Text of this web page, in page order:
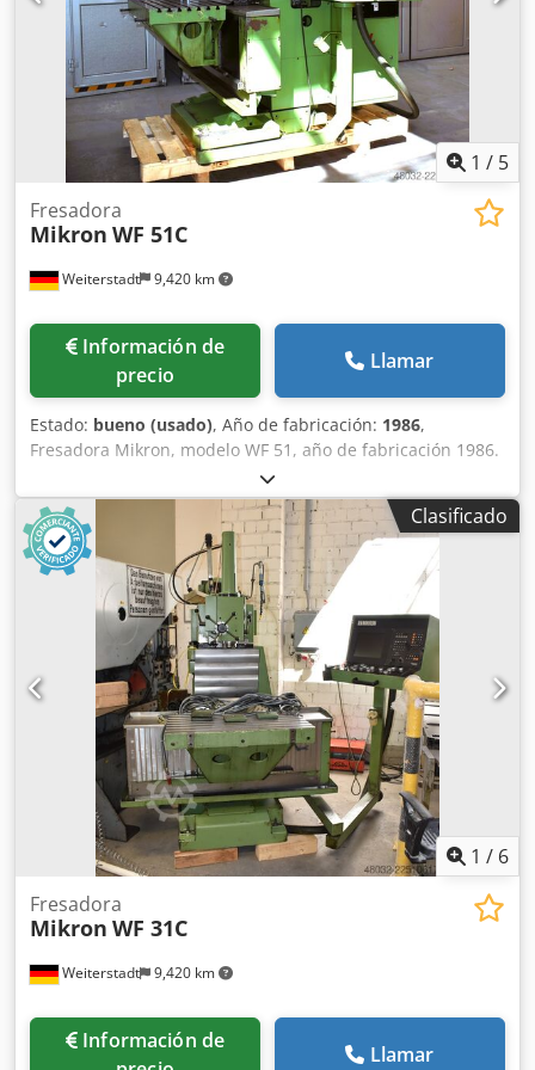
1 / 5
Weiterstadt 9,420 km
Fresadora
Mikron WF 51C
Información de
precio
Llamar
Estado: bueno (usado), Año de fabricación: 1986,
Fresadora Mikron, modelo WF 51, año de fabricación 1986.
Dsdpfx Aozr Ubwsa Hjck Control: Heidenhain TNC 155
Portaherramientas: SK 40 Recorrido del husillo: 110 mm
Tamaño de la mesa: 1000 x 500 mm Recorridos: x-710, y-
500, z-460 mm Velocidad de giro: 31,5-3150 rpm
Clasificado
1 / 6
Weiterstadt 9,420 km
Fresadora
Mikron WF 31C
Información de
Llamar